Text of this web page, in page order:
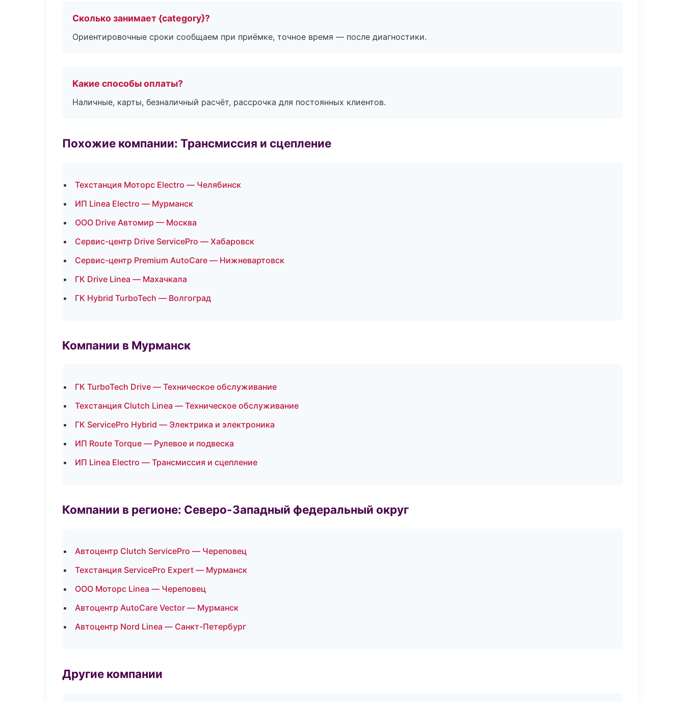
Сколько занимает {category}?
Ориентировочные сроки сообщаем при приёмке, точное время — после диагностики.
Какие способы оплаты?
Наличные, карты, безналичный расчёт, рассрочка для постоянных клиентов.
Похожие компании: Трансмиссия и сцепление
Техстанция Моторс Electro — Челябинск
ИП Linea Electro — Мурманск
ООО Drive Автомир — Москва
Сервис-центр Drive ServicePro — Хабаровск
Сервис-центр Premium AutoCare — Нижневартовск
ГК Drive Linea — Махачкала
ГК Hybrid TurboTech — Волгоград
Компании в Мурманск
ГК TurboTech Drive — Техническое обслуживание
Техстанция Clutch Linea — Техническое обслуживание
ГК ServicePro Hybrid — Электрика и электроника
ИП Route Torque — Рулевое и подвеска
ИП Linea Electro — Трансмиссия и сцепление
Компании в регионе: Северо-Западный федеральный округ
Автоцентр Clutch ServicePro — Череповец
Техстанция ServicePro Expert — Мурманск
ООО Моторс Linea — Череповец
Автоцентр AutoCare Vector — Мурманск
Автоцентр Nord Linea — Санкт-Петербург
Другие компании